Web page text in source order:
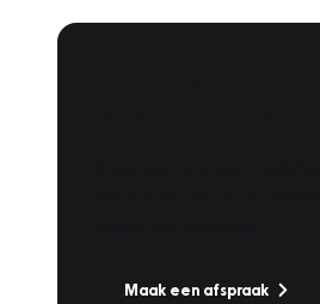
Maak een afspraak